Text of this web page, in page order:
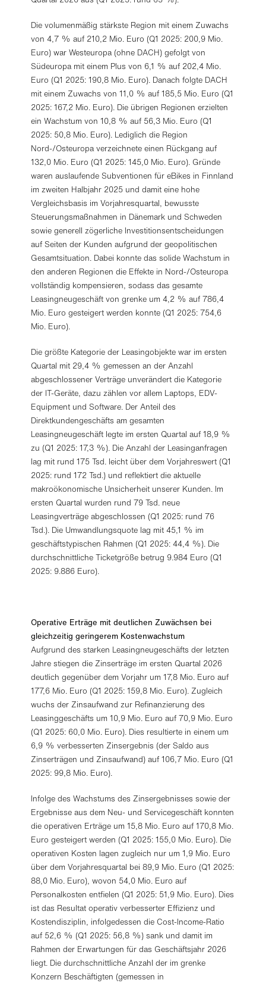
Die volumenmäßig stärkste Region mit einem Zuwachs
von 4,7 % auf 210,2 Mio. Euro (Q1 2025: 200,9 Mio.
Euro) war Westeuropa (ohne DACH) gefolgt von
Südeuropa mit einem Plus von 6,1 % auf 202,4 Mio.
Euro (Q1 2025: 190,8 Mio. Euro). Danach folgte DACH
mit einem Zuwachs von 11,0 % auf 185,5 Mio. Euro (Q1
2025: 167,2 Mio. Euro). Die übrigen Regionen erzielten
ein Wachstum von 10,8 % auf 56,3 Mio. Euro (Q1
2025: 50,8 Mio. Euro). Lediglich die Region
Nord-/Osteuropa verzeichnete einen Rückgang auf
132,0 Mio. Euro (Q1 2025: 145,0 Mio. Euro). Gründe
waren auslaufende Subventionen für eBikes in Finnland
im zweiten Halbjahr 2025 und damit eine hohe
Vergleichsbasis im Vorjahresquartal, bewusste
Steuerungsmaßnahmen in Dänemark und Schweden
sowie generell zögerliche Investitionsentscheidungen
auf Seiten der Kunden aufgrund der geopolitischen
Gesamtsituation. Dabei konnte das solide Wachstum in
den anderen Regionen die Effekte in Nord-/Osteuropa
vollständig kompensieren, sodass das gesamte
Leasingneugeschäft von grenke um 4,2 % auf 786,4
Mio. Euro gesteigert werden konnte (Q1 2025: 754,6
Mio. Euro).
Die größte Kategorie der Leasingobjekte war im ersten
Quartal mit 29,4 % gemessen an der Anzahl
abgeschlossener Verträge unverändert die Kategorie
der IT-Geräte, dazu zählen vor allem Laptops, EDV-
Equipment und Software. Der Anteil des
Direktkundengeschäfts am gesamten
Leasingneugeschäft legte im ersten Quartal auf 18,9 %
zu (Q1 2025: 17,3 %). Die Anzahl der Leasinganfragen
lag mit rund 175 Tsd. leicht über dem Vorjahreswert (Q1
2025: rund 172 Tsd.) und reflektiert die aktuelle
makroökonomische Unsicherheit unserer Kunden. Im
ersten Quartal wurden rund 79 Tsd. neue
Leasingverträge abgeschlossen (Q1 2025: rund 76
Tsd.). Die Umwandlungsquote lag mit 45,1 % im
geschäftstypischen Rahmen (Q1 2025: 44,4 %). Die
durchschnittliche Ticketgröße betrug 9.984 Euro (Q1
2025: 9.886 Euro).
Operative Erträge mit deutlichen Zuwächsen bei
gleichzeitig geringerem Kostenwachstum
Aufgrund des starken Leasingneugeschäfts der letzten
Jahre stiegen die Zinserträge im ersten Quartal 2026
deutlich gegenüber dem Vorjahr um 17,8 Mio. Euro auf
177,6 Mio. Euro (Q1 2025: 159,8 Mio. Euro). Zugleich
wuchs der Zinsaufwand zur Refinanzierung des
Leasinggeschäfts um 10,9 Mio. Euro auf 70,9 Mio. Euro
(Q1 2025: 60,0 Mio. Euro). Dies resultierte in einem um
6,9 % verbesserten Zinsergebnis (der Saldo aus
Zinserträgen und Zinsaufwand) auf 106,7 Mio. Euro (Q1
2025: 99,8 Mio. Euro).
Infolge des Wachstums des Zinsergebnisses sowie der
Ergebnisse aus dem Neu- und Servicegeschäft konnten
die operativen Erträge um 15,8 Mio. Euro auf 170,8 Mio.
Euro gesteigert werden (Q1 2025: 155,0 Mio. Euro). Die
operativen Kosten lagen zugleich nur um 1,9 Mio. Euro
über dem Vorjahresquartal bei 89,9 Mio. Euro (Q1 2025:
88,0 Mio. Euro), wovon 54,0 Mio. Euro auf
Personalkosten entfielen (Q1 2025: 51,9 Mio. Euro). Dies
ist das Resultat operativ verbesserter Effizienz und
Kostendisziplin, infolgedessen die Cost-Income-Ratio
auf 52,6 % (Q1 2025: 56,8 %) sank und damit im
Rahmen der Erwartungen für das Geschäftsjahr 2026
liegt. Die durchschnittliche Anzahl der im grenke
Konzern Beschäftigten (gemessen in